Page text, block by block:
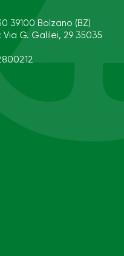
39100 Bolzano (BZ)
G. Galilei, 29 35035